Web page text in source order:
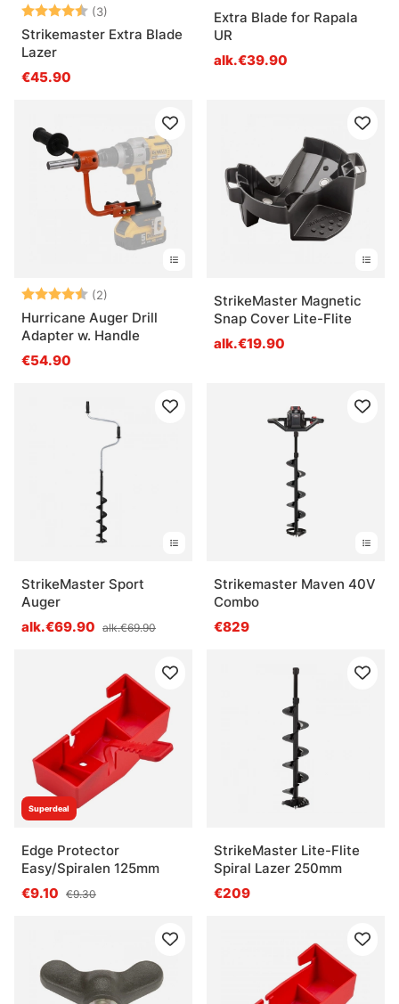
Arvio: (3)
4.7 5:sta tähdestä
Strikemaster Extra Blade
Lazer
€45.90
Extra Blade for Rapala
UR
alk.€39.90
Arvio: (2)
4.5 5:sta tähdestä
Hurricane Auger Drill
Adapter w. Handle
€54.90
StrikeMaster Magnetic
Snap Cover Lite-Flite
alk.€19.90
StrikeMaster Sport
Auger
alk.€69.90 alk.€69.90
Strikemaster Maven 40V
Combo
€829
Superdeal
Edge Protector
Easy/Spiralen 125mm
€9.10 €9.30
StrikeMaster Lite-Flite
Spiral Lazer 250mm
€209